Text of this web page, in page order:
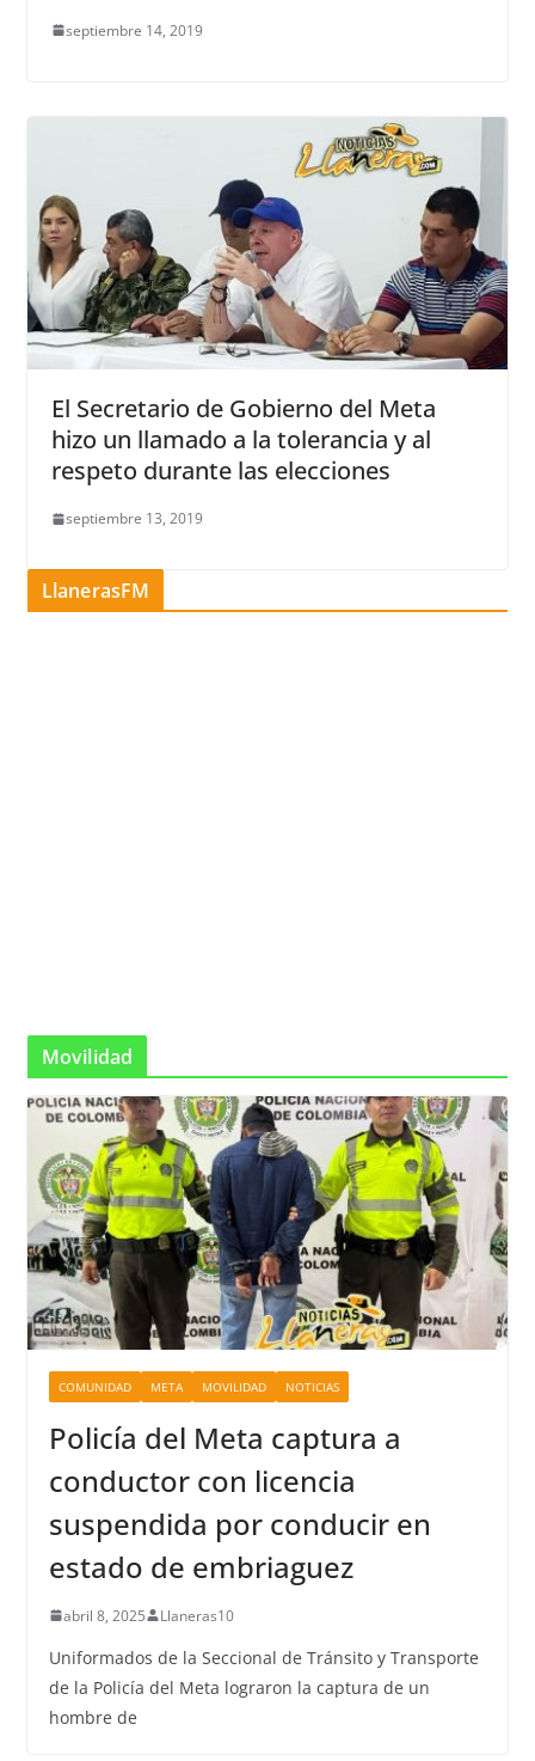
septiembre 14, 2019
El Secretario de Gobierno del Meta
hizo un llamado a la tolerancia y al
respeto durante las elecciones
septiembre 13, 2019
LlanerasFM
Movilidad
COMUNIDAD META MOVILIDAD NOTICIAS
Policía del Meta captura a
conductor con licencia
suspendida por conducir en
estado de embriaguez
abril 8, 2025 Llaneras10
Uniformados de la Seccional de Tránsito y Transporte
de la Policía del Meta lograron la captura de un
hombre de